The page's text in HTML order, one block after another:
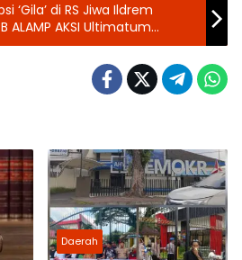
‘Gila’ di RS Jiwa Ildrem
ALAMP AKSI Ultimatum
Direktur dan Usut Tuntas!
Daerah